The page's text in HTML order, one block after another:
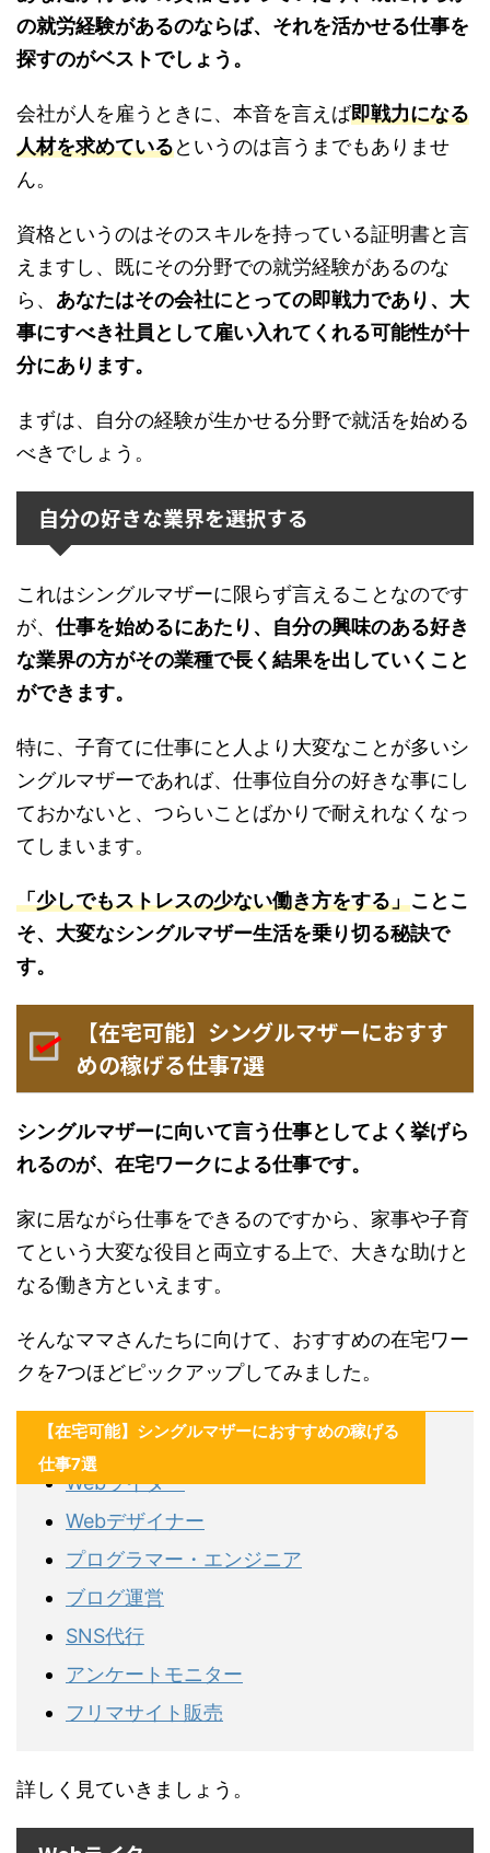
の就労経験があるのならば、それを活かせる仕事を
探すのがベストでしょう。
会社が人を雇うときに、本音を言えば即戦力になる
人材を求めているというのは言うまでもありませ
ん。
資格というのはそのスキルを持っている証明書と言
えますし、既にその分野での就労経験があるのな
ら、 あなたはその会社にとっての即戦力であり、大
事にすべき社員として雇い入れてくれる可能性が十
分にあります。
まずは、自分の経験が生かせる分野で就活を始める
べきでしょう。
自分の好きな業界を選択する
これはシングルマザーに限らず言えることなのです
が、仕事を始めるにあたり、自分の興味のある好き
な業界の方がその業種で長く結果を出していくこと
ができます。
特に、子育てに仕事にと人より大変なことが多いシ
ングルマザーであれば、仕事位自分の好きな事にし
ておかないと、つらいことばかりで耐えれなくなっ
てしまいます。
「少しでもストレスの少ない働き方をする」ことこ
そ、大変なシングルマザー生活を乗り切る秘訣で
す。
【在宅可能】シングルマザーにおすす
めの稼げる仕事7選
シングルマザーに向いて言う仕事としてよく挙げら
れるのが、在宅ワークによる仕事です。
家に居ながら仕事をできるのですから、家事や子育
てという大変な役目と両立する上で、大きな助けと
なる働き方といえます。
そんなママさんたちに向けて、おすすめの在宅ワー
クを7つほどピックアップしてみました。
【在宅可能】シングルマザーにおすすめの稼げる
仕事7選
Webライター
Webデザイナー
プログラマー・エンジニア
ブログ運営
SNS代行
アンケートモニター
フリマサイト販売
詳しく見ていきましょう。